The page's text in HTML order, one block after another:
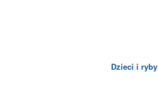
Dzieci i ryby